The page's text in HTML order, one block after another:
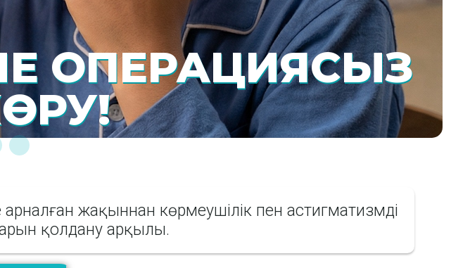
ОПЕРАЦИЯСЫЗ
жақыннан көрмеушілік пен астигматизмді
қолдану арқылы.